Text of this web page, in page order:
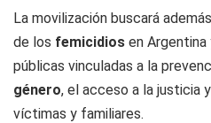
La movilización buscará
de los femicidios en
públicas vinculadas a la
género, el acceso a la justicia
víctimas y familiares.